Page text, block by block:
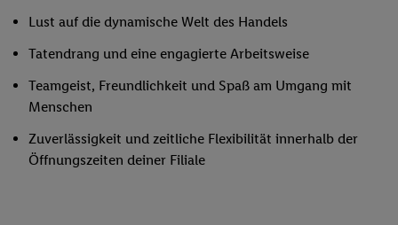
Lust auf die dynamische Welt des Handels
Tatendrang und eine engagierte Arbeitsweise
Teamgeist, Freundlichkeit und Spaß am Umgang mit
Menschen
Zuverlässigkeit und zeitliche Flexibilität innerhalb der
Öffnungszeiten deiner Filiale